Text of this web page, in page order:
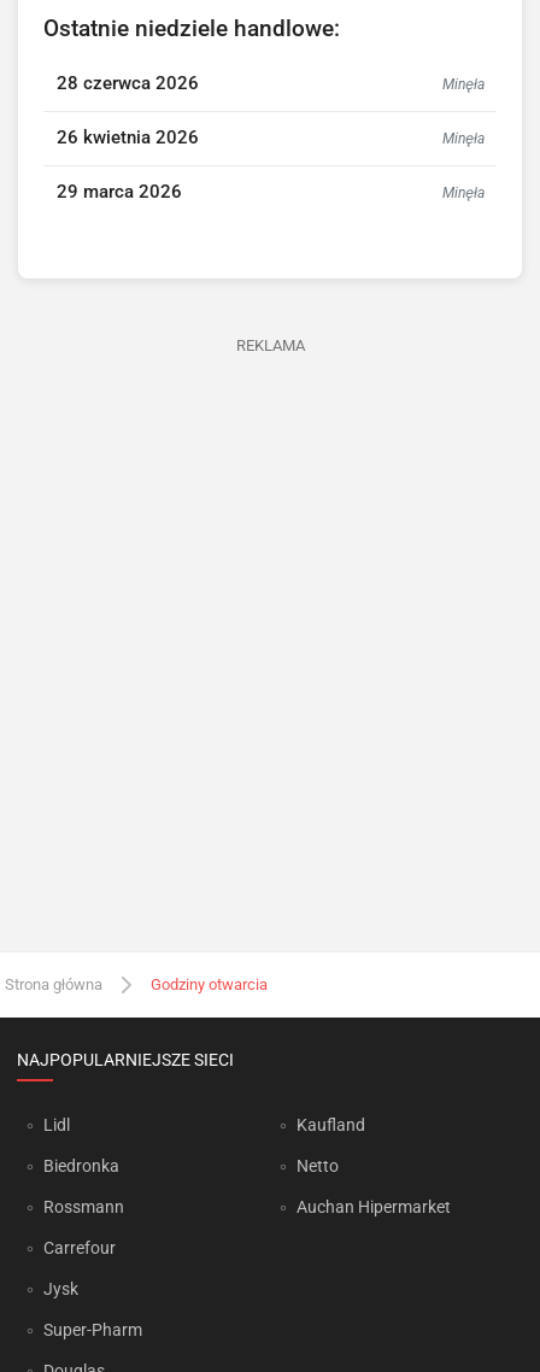
Ostatnie niedziele handlowe:
28 czerwca 2026 Minęła
26 kwietnia 2026 Minęła
29 marca 2026 Minęła
REKLAMA
Strona główna Godziny otwarcia
NAJPOPULARNIEJSZE SIECI
Lidl
Biedronka
Rossmann
Carrefour
Jysk
Super-Pharm
Kaufland
Netto
Auchan Hipermarket